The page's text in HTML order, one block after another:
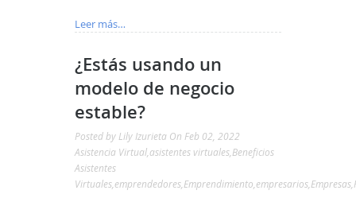
Leer más…
¿Estás usando un
modelo de negocio
estable?
Posted by Lily Izurieta On Feb 02, 2022
Asistencia Virtual asistentes virtuales Beneficios
Asistentes
Virtuales emprendedores Emprendimiento empresarios Empresas